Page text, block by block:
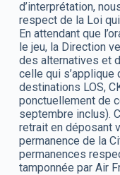
d’interprétation,
respect de la Loi
En attendant que
le jeu, la Direction
des alternatives et
celle qui s’applique
destinations LOS,
ponctuellement de
septembre inclus).
retrait en déposant
permanence de la
permanences
tamponnée par Air